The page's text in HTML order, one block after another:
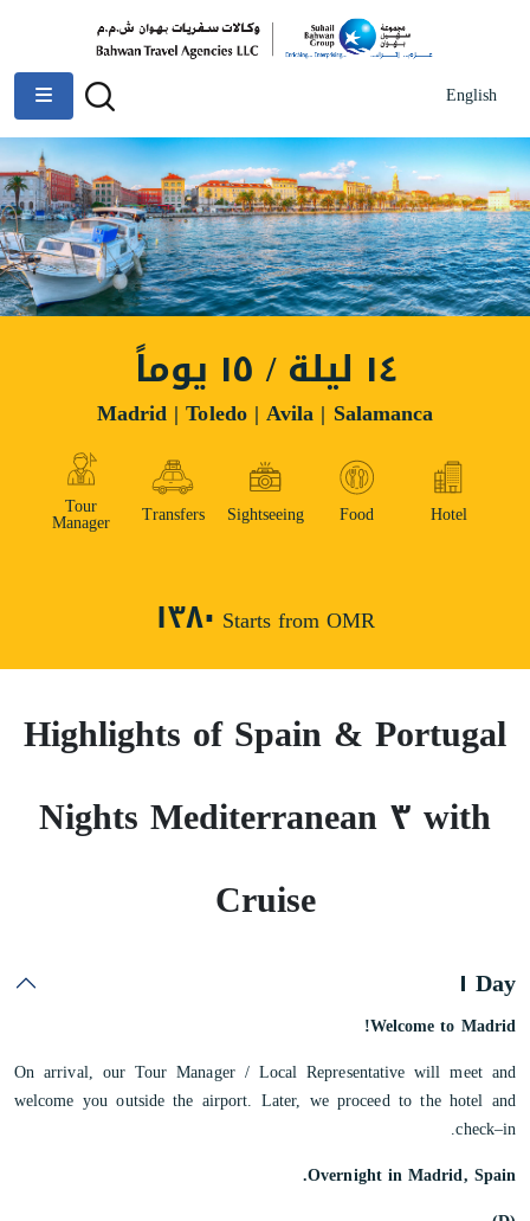
English
١٤ ليلة / ١٥ يوماً
Madrid | Toledo | Avila | Salamanca
Hotel
Food
Sightseeing
Transfers
Tour
Manager
Starts from OMR ١٣٨٠
Highlights of Spain & Portugal
with ٣ Nights Mediterranean
Cruise
Day ١
Welcome to Madrid!
On arrival, our Tour Manager / Local Representative will meet and
welcome you outside the airport. Later, we proceed to the hotel and
check–in.
Overnight in Madrid, Spain.